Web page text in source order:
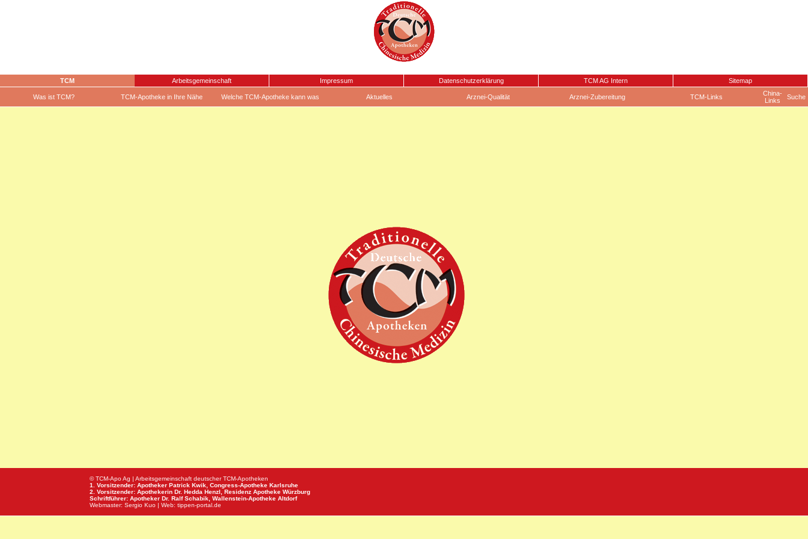
TCM Arbeitsgemeinschaft Impressum Datenschutzerklärung TCM AG Intern Sitemap
Was ist TCM? TCM-Apotheke in Ihre Nähe Welche TCM-Apotheke kann was Aktuelles Arznei-Qualität Arznei-Zubereitung TCM-Links
China-
Links
Suche
© TCM-Apo Ag | Arbeitsgemeinschaft deutscher TCM-Apotheken
1. Vorsitzender: Apotheker Patrick Kwik, Congress-Apotheke Karlsruhe
2. Vorsitzender: Apothekerin Dr. Hedda Henzl, Residenz Apotheke Würzburg
Schriftführer: Apotheker Dr. Ralf Schabik, Wallenstein-Apotheke Altdorf
Webmaster: Sergio Kuo | Web: tippen-portal.de